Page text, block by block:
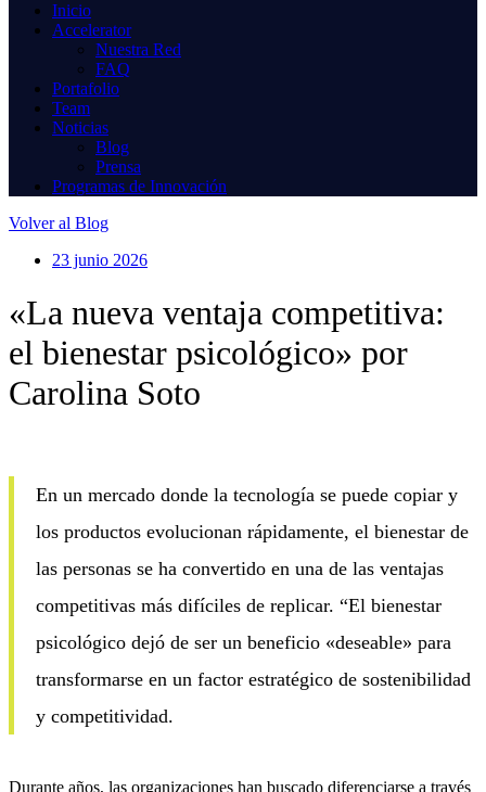
Inicio
Accelerator
Nuestra Red
FAQ
Portafolio
Team
Noticias
Blog
Prensa
Programas de Innovación
Volver al Blog
23 junio 2026
«La nueva ventaja competitiva:
el bienestar psicológico» por
Carolina Soto
En un mercado donde la tecnología se puede copiar y
los productos evolucionan rápidamente, el bienestar de
las personas se ha convertido en una de las ventajas
competitivas más difíciles de replicar. “El bienestar
psicológico dejó de ser un beneficio «deseable» para
transformarse en un factor estratégico de sostenibilidad
y competitividad.
Durante años, las organizaciones han buscado diferenciarse a través